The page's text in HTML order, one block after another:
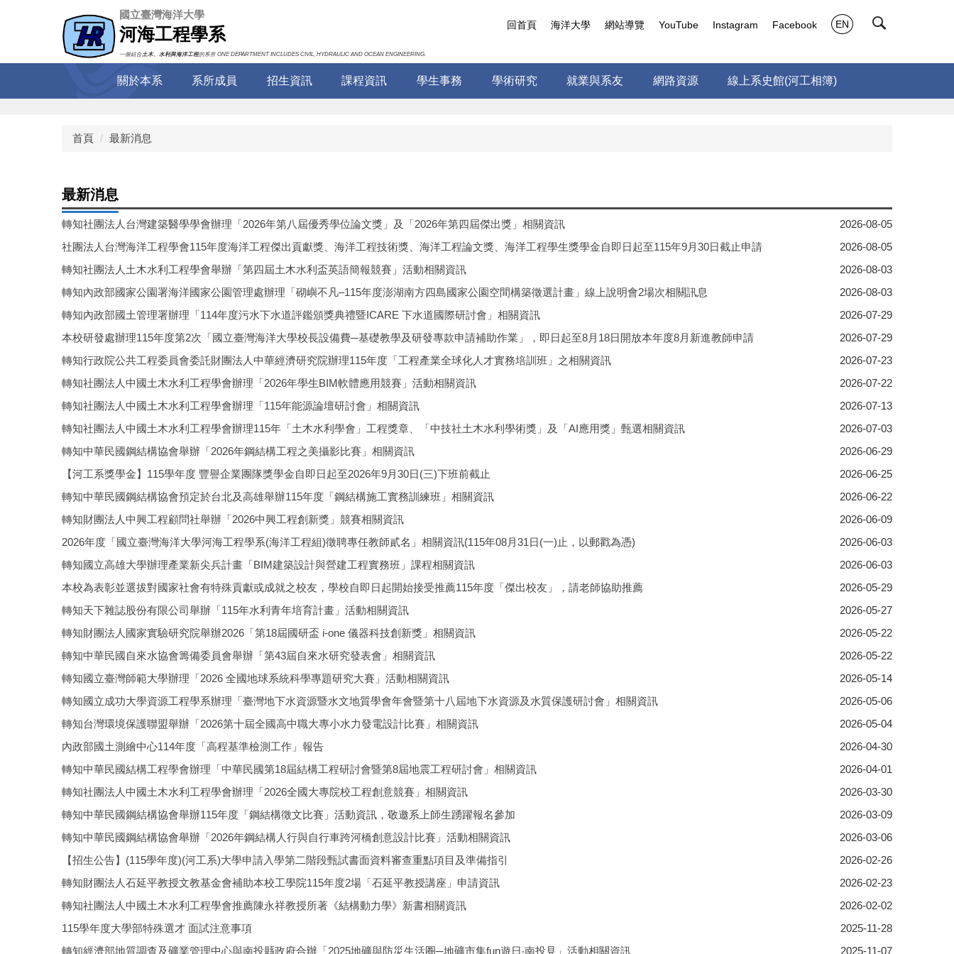
國立臺灣海洋大學
河海工程學系
一個結合土木、水利與海洋工程的系所 ONE DEPARTMENT INCLUDES CIVIL, HYDRAULIC AND OCEAN ENGINEERING.
關於本系 系所成員 招生資訊 課程資訊 學生事務 學術研究 就業與系友 網路資源 線上系史館(河工相簿)
回首頁 海洋大學 網站導覽 YouTube Instagram Facebook EN
首頁 最新消息
最新消息
轉知社團法人台灣建築醫學學會辦理「2026年第八屆優秀學位論文獎」及「2026年第四屆傑出獎」相關資訊
2026-08-05
社團法人台灣海洋工程學會115年度海洋工程傑出貢獻獎、海洋工程技術獎、海洋工程論文獎、海洋工程學生獎學金自即日起至115年9月30日截止申請
2026-08-05
轉知社團法人土木水利工程學會舉辦「第四屆土木水利盃英語簡報競賽」活動相關資訊
2026-08-03
轉知內政部國家公園署海洋國家公園管理處辦理「砌嶼不凡–115年度澎湖南方四島國家公園空間構築徵選計畫」線上說明會2場次相關訊息
2026-08-03
轉知內政部國土管理署辦理「114年度污水下水道評鑑頒獎典禮暨ICARE 下水道國際研討會」相關資訊
2026-07-29
本校研發處辦理115年度第2次「國立臺灣海洋大學校長設備費─基礎教學及研發專款申請補助作業」，即日起至8月18日開放本年度8月新進教師申請
2026-07-29
轉知行政院公共工程委員會委託財團法人中華經濟研究院辦理115年度「工程產業全球化人才實務培訓班」之相關資訊
2026-07-23
轉知社團法人中國土木水利工程學會辦理「2026年學生BIM軟體應用競賽」活動相關資訊
2026-07-22
轉知社團法人中國土木水利工程學會辦理「115年能源論壇研討會」相關資訊
2026-07-13
轉知社團法人中國土木水利工程學會辦理115年「土木水利學會」工程獎章、「中技社土木水利學術獎」及「AI應用獎」甄選相關資訊
2026-07-03
轉知中華民國鋼結構協會舉辦「2026年鋼結構工程之美攝影比賽」相關資訊
2026-06-29
【河工系獎學金】115學年度 豐譽企業團隊獎學金自即日起至2026年9月30日(三)下班前截止
2026-06-25
轉知中華民國鋼結構協會預定於台北及高雄舉辦115年度「鋼結構施工實務訓練班」相關資訊
2026-06-22
轉知財團法人中興工程顧問社舉辦「2026中興工程創新獎」競賽相關資訊
2026-06-09
2026年度「國立臺灣海洋大學河海工程學系(海洋工程組)徵聘專任教師貳名」相關資訊(115年08月31日(一)止，以郵戳為憑)
2026-06-03
轉知國立高雄大學辦理產業新尖兵計畫「BIM建築設計與營建工程實務班」課程相關資訊
2026-06-03
本校為表彰並選拔對國家社會有特殊貢獻或成就之校友，學校自即日起開始接受推薦115年度「傑出校友」，請老師協助推薦
2026-05-29
轉知天下雜誌股份有限公司舉辦「115年水利青年培育計畫」活動相關資訊
2026-05-27
轉知財團法人國家實驗研究院舉辦2026「第18屆國研盃 i-one 儀器科技創新獎」相關資訊
2026-05-22
轉知中華民國自來水協會籌備委員會舉辦「第43屆自來水研究發表會」相關資訊
2026-05-22
轉知國立臺灣師範大學辦理「2026 全國地球系統科學專題研究大賽」活動相關資訊
2026-05-14
轉知國立成功大學資源工程學系辦理「臺灣地下水資源暨水文地質學會年會暨第十八屆地下水資源及水質保護研討會」相關資訊
2026-05-06
轉知台灣環境保護聯盟舉辦「2026第十屆全國高中職大專小水力發電設計比賽」相關資訊
2026-05-04
內政部國土測繪中心114年度「高程基準檢測工作」報告
2026-04-30
轉知中華民國結構工程學會辦理「中華民國第18屆結構工程研討會暨第8屆地震工程研討會」相關資訊
2026-04-01
轉知社團法人中國土木水利工程學會辦理「2026全國大專院校工程創意競賽」相關資訊
2026-03-30
轉知中華民國鋼結構協會舉辦115年度「鋼結構徵文比賽」活動資訊，敬邀系上師生踴躍報名參加
2026-03-09
轉知中華民國鋼結構協會舉辦「2026年鋼結構人行與自行車跨河橋創意設計比賽」活動相關資訊
2026-03-06
【招生公告】(115學年度)(河工系)大學申請入學第二階段甄試書面資料審查重點項目及準備指引
2026-02-26
轉知財團法人石延平教授文教基金會補助本校工學院115年度2場「石延平教授講座」申請資訊
2026-02-23
轉知社團法人中國土木水利工程學會推薦陳永祥教授所著《結構動力學》新書相關資訊
2026-02-02
115學年度大學部特殊選才 面試注意事項
2025-11-28
轉知經濟部地質調查及礦業管理中心與南投縣政府合辦「2025地礦與防災生活圈─地礦市集fun遊日‧南投見」活動相關資訊
2025-11-07